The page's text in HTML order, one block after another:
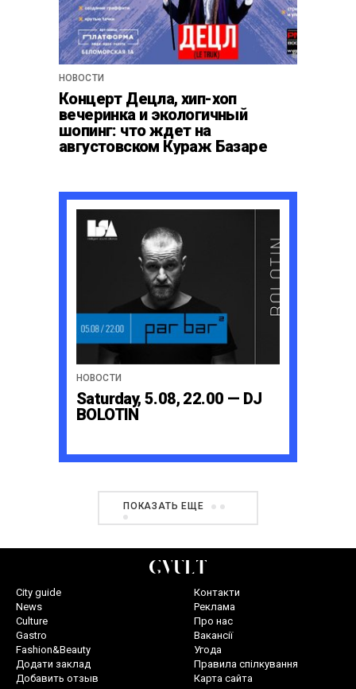
НОВОСТИ
Концерт Децла, хип-хоп
вечеринка и экологичный
шопинг: что ждет на
августовском Кураж Базаре
НОВОСТИ
Saturday, 5.08, 22.00 — DJ
BOLOTIN
ПОКАЗАТЬ ЕЩЕ
City guide
News
Culture
Gastro
Fashion&Beauty
Додати заклад
Добавить отзыв
Контакти
Реклама
Про нас
Вакансії
Угода
Правила спілкування
Карта сайта